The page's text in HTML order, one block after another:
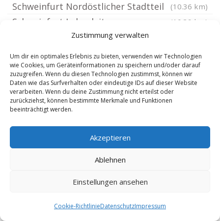
Zustimmung verwalten
Um dir ein optimales Erlebnis zu bieten, verwenden wir Technologien
wie Cookies, um Geräteinformationen zu speichern und/oder darauf
zuzugreifen. Wenn du diesen Technologien zustimmst, können wir
Daten wie das Surfverhalten oder eindeutige IDs auf dieser Website
verarbeiten. Wenn du deine Zustimmung nicht erteilst oder
zurückziehst, können bestimmte Merkmale und Funktionen
beeinträchtigt werden.
Akzeptieren
Ablehnen
Einstellungen ansehen
Cookie-RichtlinieDatenschutzImpressum
Schweinfurt Nordöstlicher Stadtteil (10.36 km)
Schweinfurt Lehenleite (10.39 km)
Schweinfurt Gartenstadt
Schweinfurt Süd (10.45 km)
Schweinfurt Musikerviertel (10.45 km)
Schweinfurt Steinberg (10.5 km)
Schweinfurt Hochfeld Steinberg (10.57 km)
Schweinfurt Westliches Gründerzeitviertel
(10.59 km)
Oberschwarzach Unterfranken
Schweinfurt Altstadt
Schweinfurt Krumme Gasse
Schweinfurt Deutschhof